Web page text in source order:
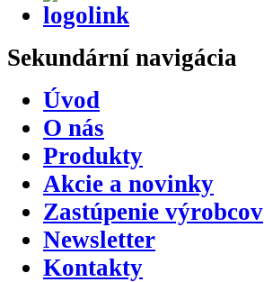
Sekundární navigácia
Úvod
O nás
Produkty
Akcie a novinky
Zastúpenie výrobcov
Newsletter
Kontakty